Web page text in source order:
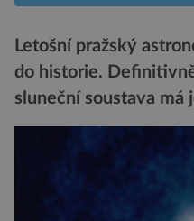
Letošní pražský
do historie.
sluneční soustava má